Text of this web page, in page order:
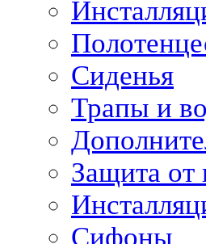
Сиденья
Трапы и
Защита от
Сифоны